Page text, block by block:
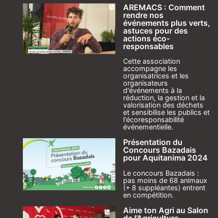
AREMACS : Comment
rendre nos
événements plus verts,
astuces pour des
actions éco-
responsables
Cette association
accompagne les
organisatrices et les
organisateurs
d'événements à la
réduction, la gestion et la
valorisation des déchets
et sensibilise les publics et
l'écoresponsabilité
événementielle.
Présentation du
Concours Bazadais
pour Aquitanima 2024
Le concours Bazadais :
pas moins de 68 animaux
(+ 8 suppléantes) entrent
en compétition.
Aime ton Agri au Salon